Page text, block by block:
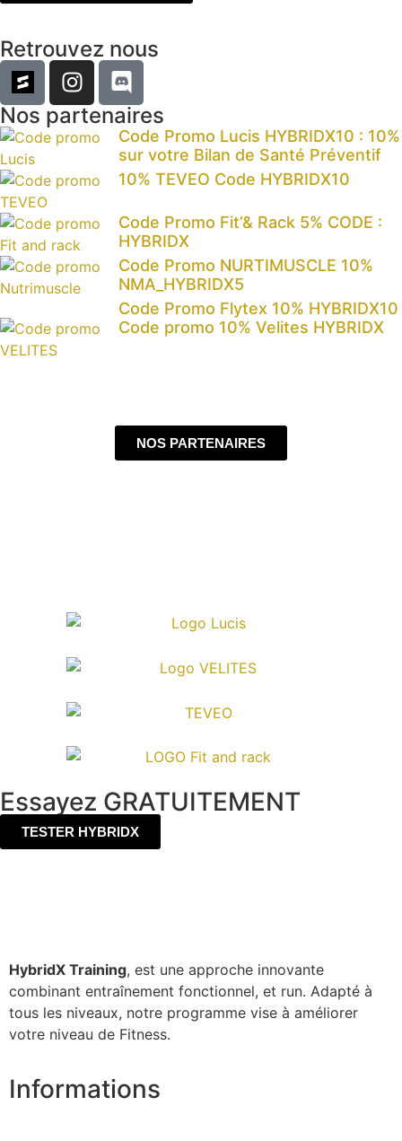
Retrouvez nous
Nos partenaires
Code Promo Lucis HYBRIDX10 : 10%
sur votre Bilan de Santé Préventif
10% TEVEO Code HYBRIDX10
Code Promo Fit’& Rack 5% CODE :
HYBRIDX
Code Promo NURTIMUSCLE 10%
NMA_HYBRIDX5
Code Promo Flytex 10% HYBRIDX10
Code promo 10% Velites HYBRIDX
NOS PARTENAIRES
Essayez GRATUITEMENT
TESTER HYBRIDX
HybridX Training, est une approche innovante
combinant entraînement fonctionnel, et run. Adapté à
tous les niveaux, notre programme vise à améliorer
votre niveau de Fitness.
Informations